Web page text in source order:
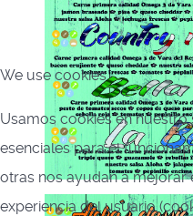
We use cookies
Usamos cookies en
esenciales para el
otras nos ayudan a mejorar
experiencia del usuario